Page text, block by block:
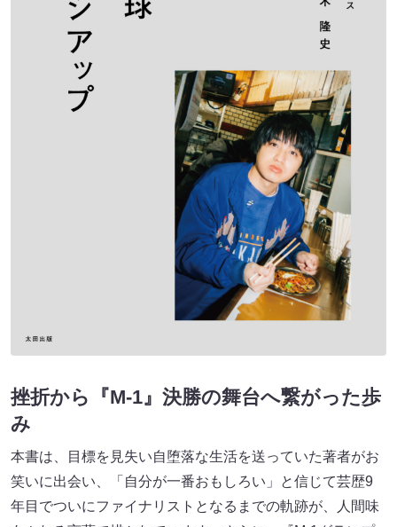
挫折から『M-1』決勝の舞台へ繋がった歩
み
本書は、目標を見失い自堕落な生活を送っていた著者がお
笑いに出会い、「自分が一番おもしろい」と信じて芸歴9
年目でついにファイナリストとなるまでの軌跡が、人間味